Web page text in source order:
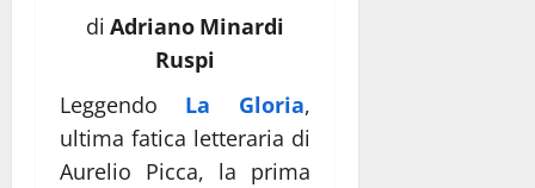
di Adriano Minardi
Ruspi
Leggendo La Gloria,
ultima fatica letteraria di
Aurelio Picca, la prima